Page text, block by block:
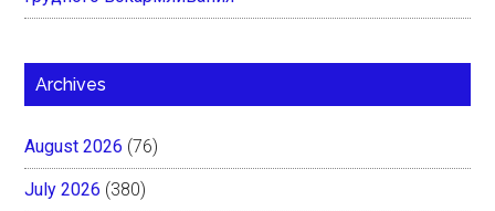
Archives
August 2026 (76)
July 2026 (380)